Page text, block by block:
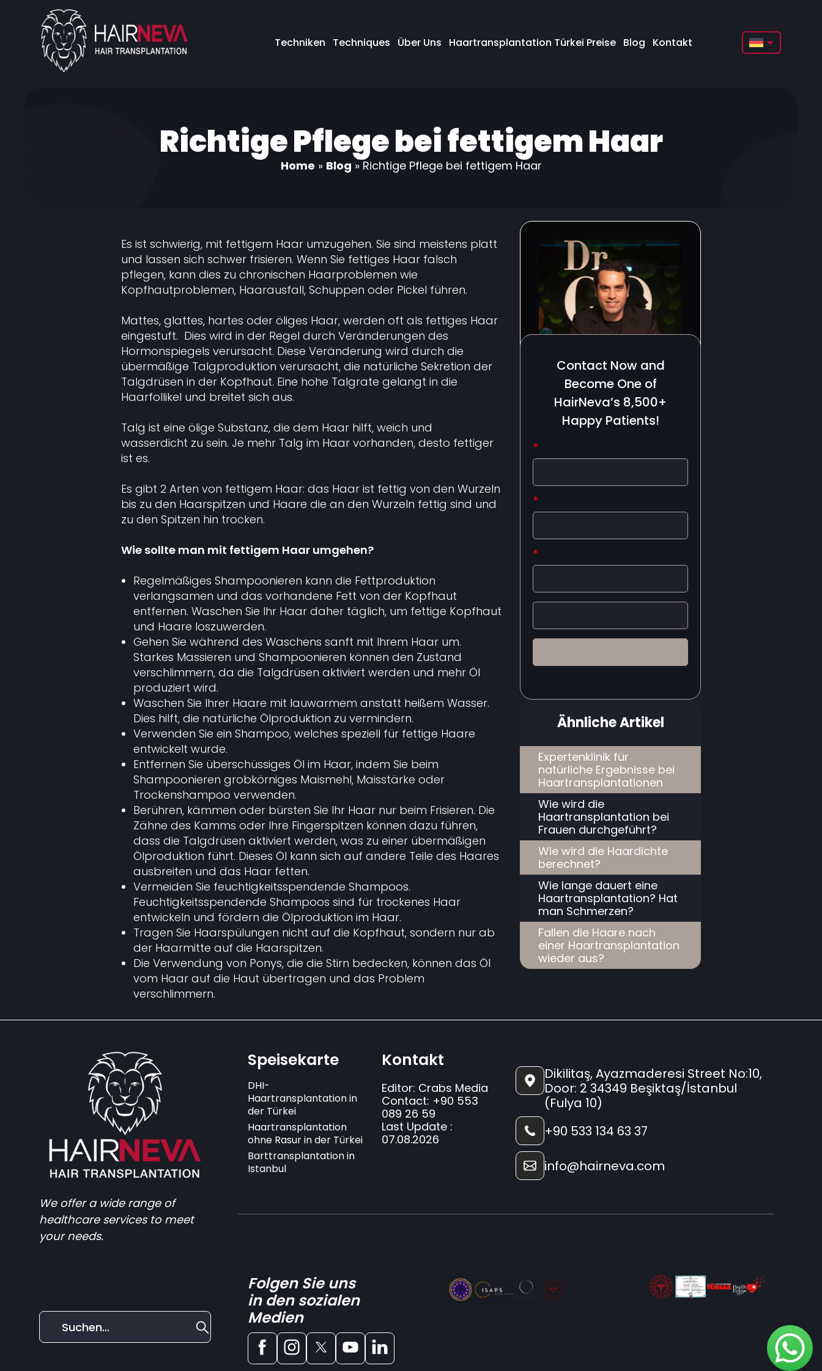
Techniken Techniques Über Uns Haartransplantation Türkei Preise Blog Kontakt
Richtige Pflege bei fettigem Haar
Home » Blog » Richtige Pflege bei fettigem Haar
Es ist schwierig, mit fettigem Haar umzugehen. Sie sind meistens platt
und lassen sich schwer frisieren. Wenn Sie fettiges Haar falsch
pflegen, kann dies zu chronischen Haarproblemen wie
Kopfhautproblemen, Haarausfall, Schuppen oder Pickel führen.
Mattes, glattes, hartes oder öliges Haar, werden oft als fettiges Haar
eingestuft. Dies wird in der Regel durch Veränderungen des
Hormonspiegels verursacht. Diese Veränderung wird durch die
übermäßige Talgproduktion verursacht, die natürliche Sekretion der
Talgdrüsen in der Kopfhaut. Eine hohe Talgrate gelangt in die
Haarfollikel und breitet sich aus.
Talg ist eine ölige Substanz, die dem Haar hilft, weich und
wasserdicht zu sein. Je mehr Talg im Haar vorhanden, desto fettiger
ist es.
Es gibt 2 Arten von fettigem Haar: das Haar ist fettig von den Wurzeln
bis zu den Haarspitzen und Haare die an den Wurzeln fettig sind und
zu den Spitzen hin trocken.
Wie sollte man mit fettigem Haar umgehen?
Regelmäßiges Shampoonieren kann die Fettproduktion
verlangsamen und das vorhandene Fett von der Kopfhaut
entfernen. Waschen Sie Ihr Haar daher täglich, um fettige Kopfhaut
und Haare loszuwerden.
Gehen Sie während des Waschens sanft mit Ihrem Haar um.
Starkes Massieren und Shampoonieren können den Zustand
verschlimmern, da die Talgdrüsen aktiviert werden und mehr Öl
produziert wird.
Waschen Sie Ihrer Haare mit lauwarmem anstatt heißem Wasser.
Dies hilft, die natürliche Ölproduktion zu vermindern.
Verwenden Sie ein Shampoo, welches speziell für fettige Haare
entwickelt wurde.
Entfernen Sie überschüssiges Öl im Haar, indem Sie beim
Shampoonieren grobkörniges Maismehl, Maisstärke oder
Trockenshampoo verwenden.
Berühren, kämmen oder bürsten Sie Ihr Haar nur beim Frisieren. Die
Zähne des Kamms oder Ihre Fingerspitzen können dazu führen,
dass die Talgdrüsen aktiviert werden, was zu einer übermäßigen
Ölproduktion führt. Dieses Öl kann sich auf andere Teile des Haares
ausbreiten und das Haar fetten.
Vermeiden Sie feuchtigkeitsspendende Shampoos.
Feuchtigkeitsspendende Shampoos sind für trockenes Haar
entwickeln und fördern die Ölproduktion im Haar.
Tragen Sie Haarspülungen nicht auf die Kopfhaut, sondern nur ab
der Haarmitte auf die Haarspitzen.
Die Verwendung von Ponys, die die Stirn bedecken, können das Öl
vom Haar auf die Haut übertragen und das Problem
verschlimmern.
Contact Now and
Become One of
HairNeva’s 8,500+
Happy Patients!
*
*
*
Ähnliche Artikel
Expertenklinik für
natürliche Ergebnisse bei
Haartransplantationen
Wie wird die
Haartransplantation bei
Frauen durchgeführt?
Wie wird die Haardichte
berechnet?
Wie lange dauert eine
Haartransplantation? Hat
man Schmerzen?
Fallen die Haare nach
einer Haartransplantation
wieder aus?
We offer a wide range of
healthcare services to meet
your needs.
Speisekarte
DHI-
Haartransplantation in
der Türkei
Haartransplantation
ohne Rasur in der Türkei
Barttransplantation in
Istanbul
Kontakt
Editor: Crabs Media
Contact: +90 553
089 26 59
Last Update :
07.08.2026
Dikilitaş, Ayazmaderesi Street No:10,
Door: 2 34349 Beşiktaş/İstanbul
(Fulya 10)
+90 533 134 63 37
info@hairneva.com
Folgen Sie uns
in den sozialen
Medien